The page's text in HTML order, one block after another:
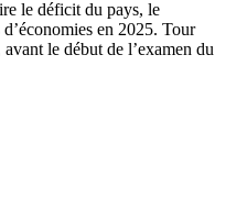
le déficit du pays, le
en 2025. Tour
le début de l’examen du